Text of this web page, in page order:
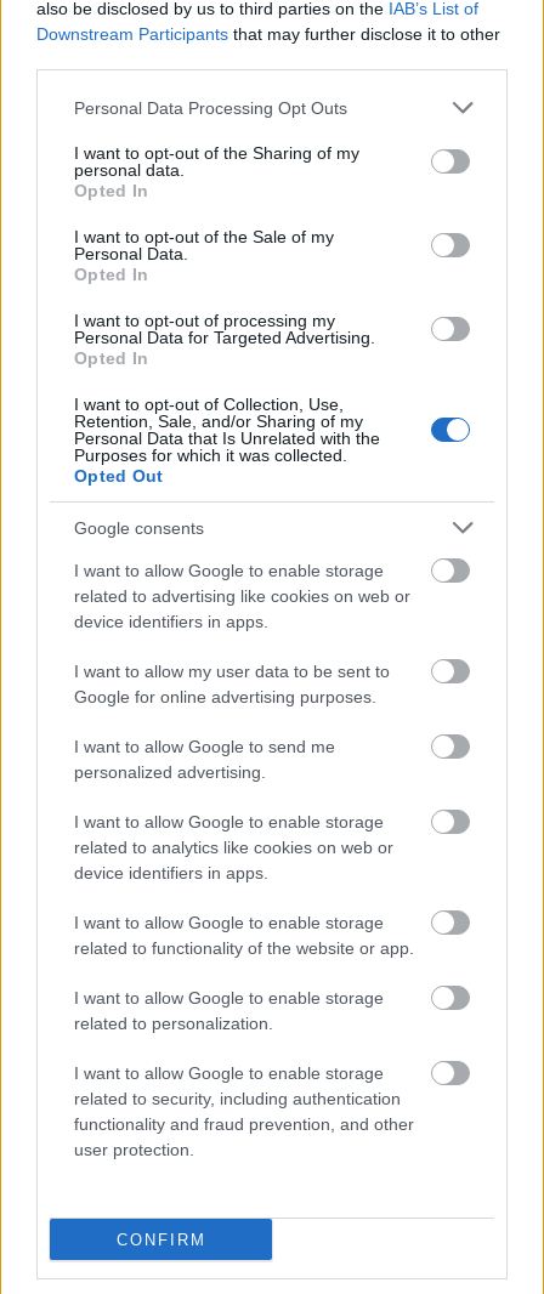
also be disclosed by us to third parties on the IAB’s List of
Downstream Participants that may further disclose it to other
Please note that this website/app uses one or more Google
not limited to your visit or usage behaviour. You may click to
grant or deny consent to Google and its third-party tags to
use your data for below specified purposes in below Google
consent section.
Personal Data Processing Opt Outs
I want to opt-out of the Sharing of my
personal data.
Opted In
I want to opt-out of the Sale of my
Personal Data.
Opted In
I want to opt-out of processing my
Personal Data for Targeted Advertising.
Opted In
I want to opt-out of Collection, Use,
Retention, Sale, and/or Sharing of my
Personal Data that Is Unrelated with the
Purposes for which it was collected.
Opted Out
Google consents
I want to allow Google to enable storage
related to advertising like cookies on web or
device identifiers in apps.
I want to allow my user data to be sent to
Google for online advertising purposes.
I want to allow Google to send me
personalized advertising.
I want to allow Google to enable storage
related to analytics like cookies on web or
device identifiers in apps.
I want to allow Google to enable storage
related to functionality of the website or app.
I want to allow Google to enable storage
related to personalization.
I want to allow Google to enable storage
related to security, including authentication
functionality and fraud prevention, and other
user protection.
CONFIRM
Három magyar, aki Londonba megy
Noha a nyár eleji népszavazás után volt némi
bizonytalanság, a jelek szerint mára ismét egyre
többen döntenek úgy, hogy lesz, ami lesz alapon (és
amíg lehet) nekivágnak Nagy-Britanniának. A
a BBC nemrégiben Magyarországon…
Barátok közt
Határátkelő•2016. augusztus 11.
Nem, nem a tévésorozatról lesz ma szó, hanem egy
feldolgozásáról. Történt ugyanis, hogy két
törzsszerző / törzskommentelő, Digger és Puhacica
családostól közösen ejtettek meg egy kirándulást, és
arra gondoltak, hogy egy párhuzamos posztban…